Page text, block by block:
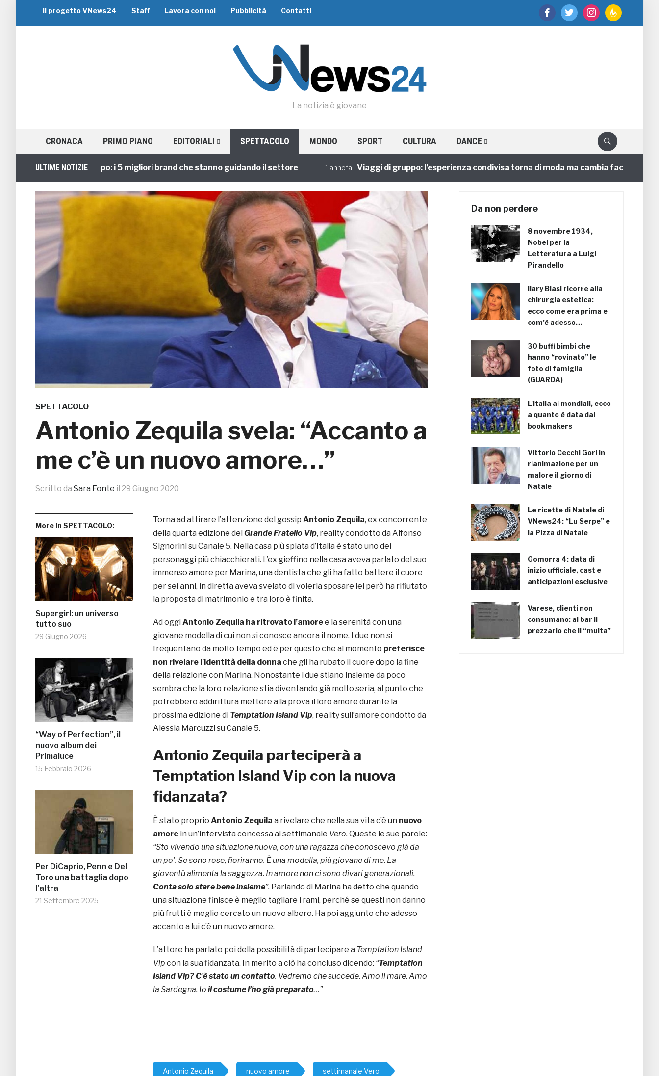
facebooktwitter instagramfeedburner
Il progetto VNews24 Staff Lavora con noi Pubblicità Contatti
La notizia è giovane
CRONACA PRIMO PIANO EDITORIALI SPETTACOLO MONDO SPORT CULTURA DANCE
ULTIME NOTIZIE
Viaggi di Gruppo: i 5 migliori brand che stanno guidando il settore 1 annofa Viaggi di gruppo: l’esperienza condivisa torna di moda ma cambia faccia
SPETTACOLO
Antonio Zequila svela: “Accanto a
me c’è un nuovo amore…”
Scritto da Sara Fonte il 29 Giugno 2020
More in SPETTACOLO:
Supergirl: un universo
tutto suo
29 Giugno 2026
“Way of Perfection”, il
nuovo album dei
Primaluce
15 Febbraio 2026
Per DiCaprio, Penn e Del
Toro una battaglia dopo
l’altra
21 Settembre 2025
Torna ad attirare l’attenzione del gossip Antonio Zequila, ex concorrente
della quarta edizione del GrandeFratello Vip, reality condotto da Alfonso
Signorini su Canale 5. Nella casa più spiata d’Italia è stato uno dei
personaggi più chiacchierati. L’ex gieffino nella casa aveva parlato del suo
immenso amore per Marina, una dentista che gli ha fatto battere il cuore
per sei anni, in diretta aveva svelato di volerla sposare lei però ha rifiutato
la proposta di matrimonio e tra loro è finita.
Ad oggi Antonio Zequila ha ritrovato l’amoree la serenità con una
giovane modella di cui non si conosce ancora il nome. I due non si
frequentano da molto tempo ed è per questo che al momento preferisce
non rivelare l’identità della donna che gli ha rubato il cuore dopo la fine
della relazione con Marina. Nonostante i due stiano insieme da poco
sembra che la loro relazione stia diventando già molto seria, al punto che
potrebbero addirittura mettere alla prova il loro amore durante la
prossima edizione di Temptation Island Vip, reality sull’amore condotto da
Alessia Marcuzzi su Canale 5.
Antonio Zequila parteciperà a
Temptation Island Vip con la nuova
fidanzata?
È stato proprio Antonio Zequila a rivelare che nella sua vita c’è un nuovo
amore in un’intervista concessa al settimanale Vero. Queste le sue parole:
“Sto vivendo una situazione nuova, con una ragazza che conoscevo già da
un po’. Se sono rose, fioriranno. È una modella, più giovane di me. La
gioventù alimenta la saggezza. In amore non ci sono divari generazionali.
Conta solo stare bene insieme”. Parlando di Marina ha detto che quando
una situazione finisce è meglio tagliare i rami, perché se questi non danno
più frutti è meglio cercato un nuovo albero. Ha poi aggiunto che adesso
accanto a lui c’è un nuovo amore.
L’attore ha parlato poi della possibilità di partecipare a Temptation Island
Vip con la sua fidanzata. In merito a ciò ha concluso dicendo: “Temptation
Island Vip? C’è stato un contatto. Vedremo che succede. Amo il mare. Amo
la Sardegna. Io il costume l’ho già preparato…”
Antonio Zequila nuovo amore settimanale Vero
Da non perdere
8 novembre 1934,
Nobel per la
Letteratura a Luigi
Pirandello
Ilary Blasi ricorre alla
chirurgia estetica:
ecco come era prima e
com’è adesso…
30 buffi bimbi che
hanno “rovinato” le
foto di famiglia
(GUARDA)
L’Italia ai mondiali, ecco
a quanto è data dai
bookmakers
Vittorio Cecchi Gori in
rianimazione per un
malore il giorno di
Natale
Le ricette di Natale di
VNews24: “Lu Serpe” e
la Pizza di Natale
Gomorra 4: data di
inizio ufficiale, cast e
anticipazioni esclusive
Varese, clienti non
consumano: al bar il
prezzario che li “multa”